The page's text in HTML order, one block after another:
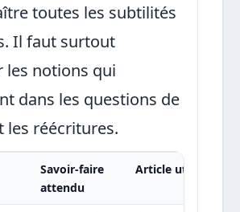
toutes les subtilités
Il faut surtout
les notions qui
dans les questions de
les réécritures.
Savoir-faire
attendu
Article utile